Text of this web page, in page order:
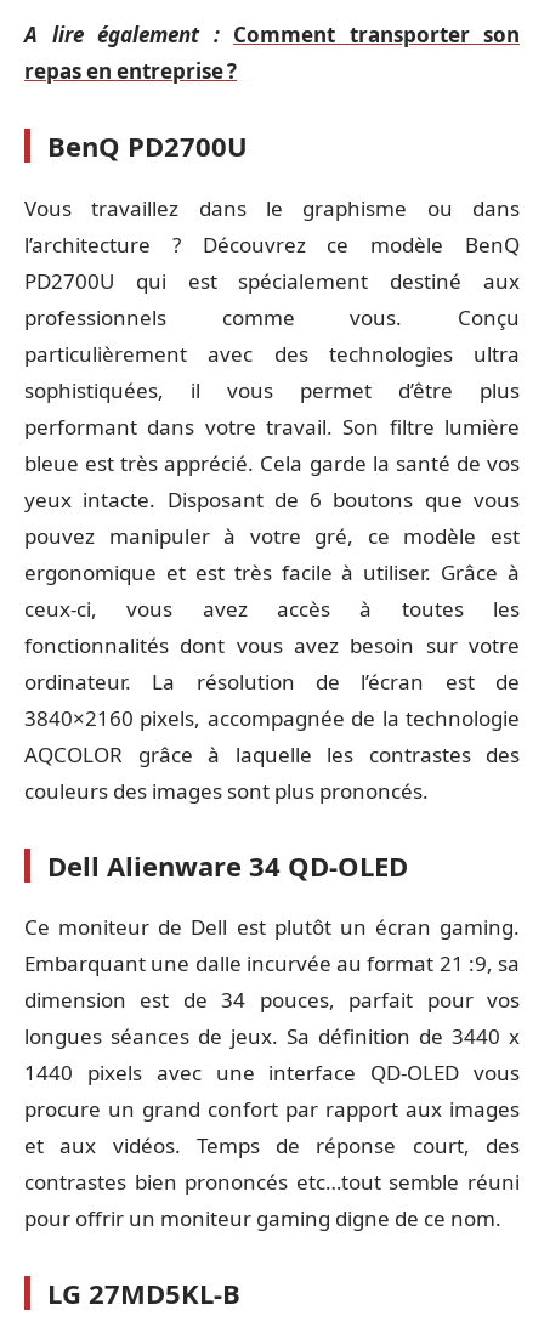
A lire également : Comment transporter son
repas en entreprise ?
BenQ PD2700U
Vous travaillez dans le graphisme ou dans
l’architecture ? Découvrez ce modèle BenQ
PD2700U qui est spécialement destiné aux
professionnels comme vous. Conçu
particulièrement avec des technologies ultra
sophistiquées, il vous permet d’être plus
performant dans votre travail. Son filtre lumière
bleue est très apprécié. Cela garde la santé de vos
yeux intacte. Disposant de 6 boutons que vous
pouvez manipuler à votre gré, ce modèle est
ergonomique et est très facile à utiliser. Grâce à
ceux-ci, vous avez accès à toutes les
fonctionnalités dont vous avez besoin sur votre
ordinateur. La résolution de l’écran est de
3840×2160 pixels, accompagnée de la technologie
AQCOLOR grâce à laquelle les contrastes des
couleurs des images sont plus prononcés.
Dell Alienware 34 QD-OLED
Ce moniteur de Dell est plutôt un écran gaming.
Embarquant une dalle incurvée au format 21 :9, sa
dimension est de 34 pouces, parfait pour vos
longues séances de jeux. Sa définition de 3440 x
1440 pixels avec une interface QD-OLED vous
procure un grand confort par rapport aux images
et aux vidéos. Temps de réponse court, des
contrastes bien prononcés etc…tout semble réuni
pour offrir un moniteur gaming digne de ce nom.
LG 27MD5KL-B